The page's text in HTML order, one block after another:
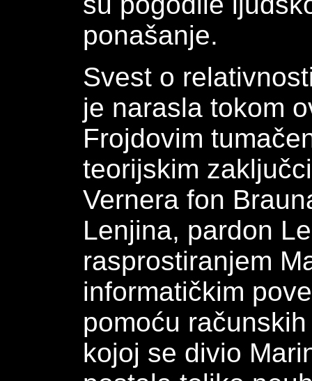
ponašanje.
Svest o
je narasla tokom
Frojdovim
teorijskim
Vernera fon
Lenjina, pardon
rasprostiranjem
informatičkim
pomoću
kojoj se divio